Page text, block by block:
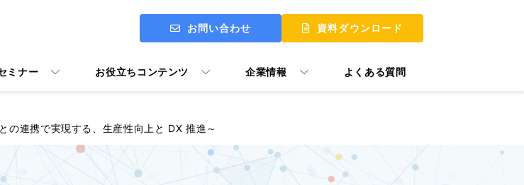
お問い合わせ 資料ダウンロード
ITアセスメント診断 ENGAGE UP
ミナー お役立ちコンテンツ 企業情報
社長メッセージ
よくある質問
連携で実現する、生産性向上と DX 推進～